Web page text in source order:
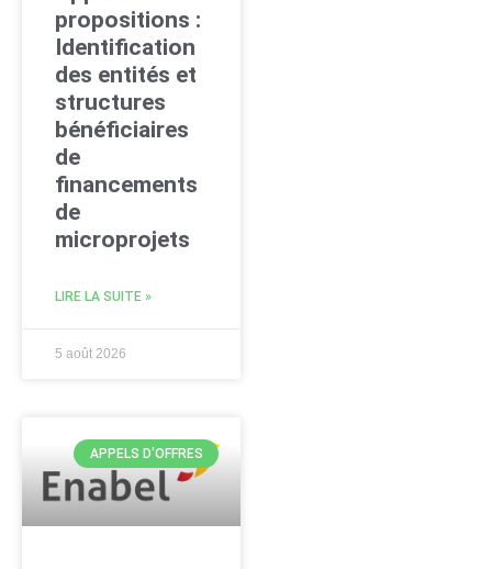
propositions :
Identification
des entités et
structures
bénéficiaires
de
financements
de
microprojets
LIRE LA SUITE »
5 août 2026
APPELS D'OFFRES